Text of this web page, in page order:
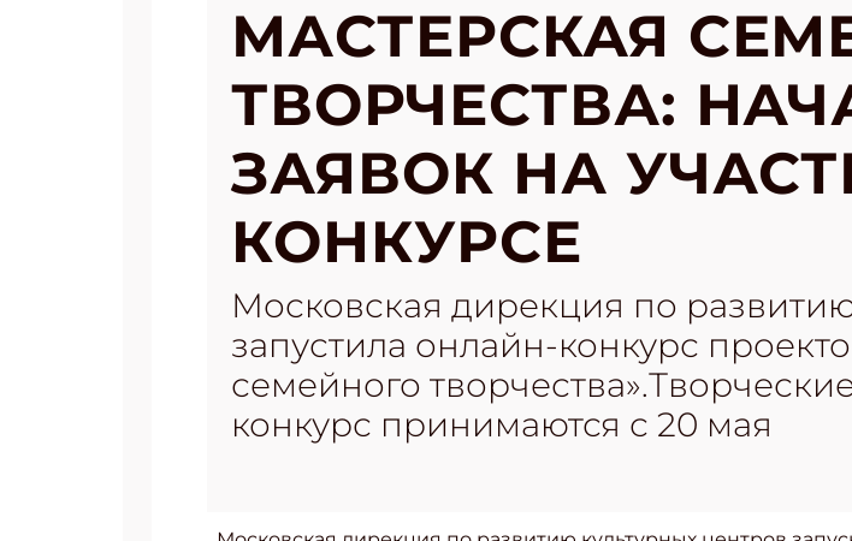
МАСТЕРСКАЯ
ТВОРЧЕСТВА:
ЗАЯВОК НА
КОНКУРСЕ
Московская дирекция по
запустила онлайн-конкурс
семейного
конкурс принимаются с 20 мая